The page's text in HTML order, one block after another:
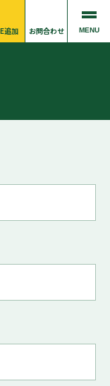
追加 お問合わせ MENU